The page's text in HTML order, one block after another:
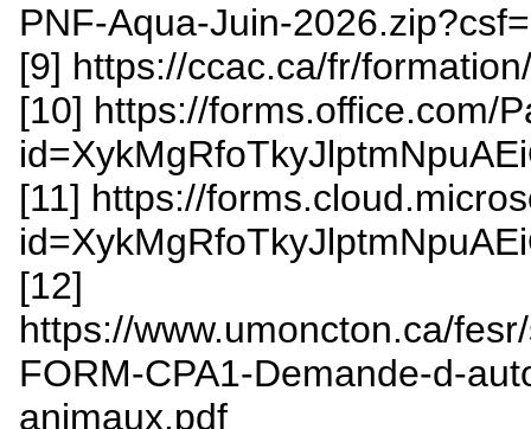
PNF-Aqua-Juin-
[9] https://ccac.ca/fr/
[10] https://forms.office.com/
[11] https://
[12]
https://www.umoncton.ca/
FORM-CPA1-Demande-d-
animaux.pdf